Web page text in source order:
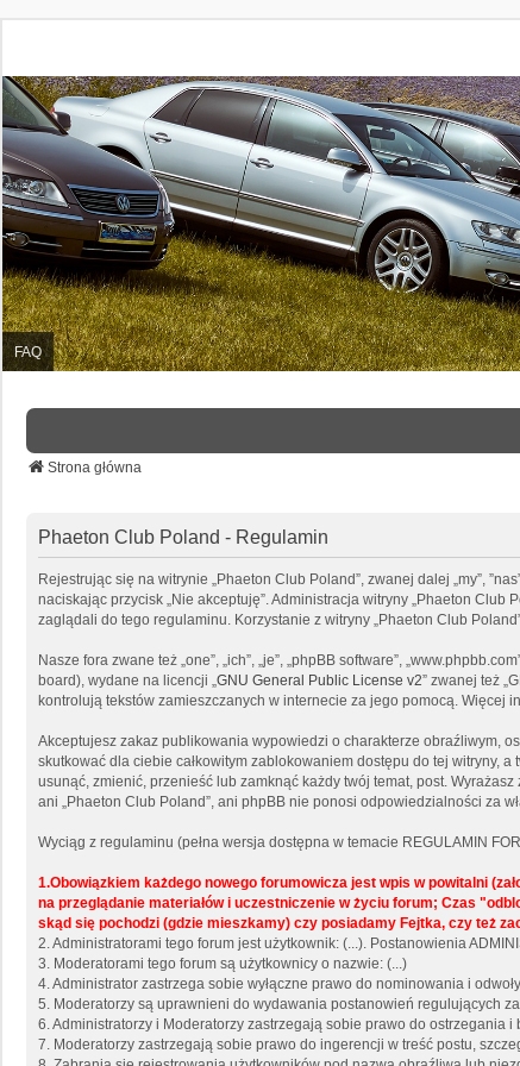
FAQ
Strona główna
Phaeton Club Poland - Regulamin
Rejestrując się na witrynie „Phaeton Club Poland”, zwanej dalej „my”,
naciskając przycisk „Nie akceptuję”. Administracja witryny „Phaeton
zaglądali do tego regulaminu. Korzystanie z witryny „Phaeton Club
Nasze fora zwane też „one”, „ich”, „je”, „phpBB software”,
board), wydane na licencji „GNU General Public License v2” zwanej też
kontrolują tekstów zamieszczanych w internecie za jego pomocą. Więcej
Akceptujesz zakaz publikowania wypowiedzi o charakterze obraźliwym,
skutkować dla ciebie całkowitym zablokowaniem dostępu do tej witryny,
usunąć, zmienić, przenieść lub zamknąć każdy twój temat, post.
ani „Phaeton Club Poland”, ani phpBB nie ponosi odpowiedzialności za
Wyciąg z regulaminu (pełna wersja dostępna w temacie REGULAMIN
1.Obowiązkiem każdego nowego forumowicza jest wpis w powitalni
na przeglądanie materiałów i uczestniczenie w życiu forum; Czas
skąd się pochodzi (gdzie mieszkamy) czy posiadamy Fejtka, czy też
2. Administratorami tego forum jest użytkownik: (...). Postanowienia
3. Moderatorami tego forum są użytkownicy o nazwie: (...)
4. Administrator zastrzega sobie wyłączne prawo do nominowania i
5. Moderatorzy są uprawnieni do wydawania postanowień regulujących
6. Administratorzy i Moderatorzy zastrzegają sobie prawo do ostrzegania
7. Moderatorzy zastrzegają sobie prawo do ingerencji w treść postu,